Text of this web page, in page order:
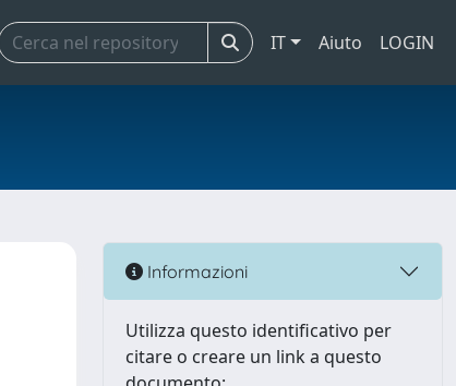
IT Aiuto LOGIN
Informazioni
Utilizza questo identificativo per
citare o creare un link a questo